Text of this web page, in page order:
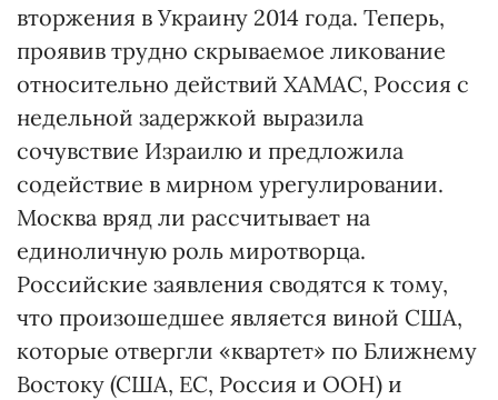
вторжения в Украину 2014 года. Теперь,
проявив трудно скрываемое ликование
относительно действий ХАМАС, Россия с
недельной задержкой выразила
сочувствие Израилю и предложила
содействие в мирном урегулировании.
Москва вряд ли рассчитывает на
единоличную роль миротворца.
Российские заявления сводятся к тому,
что произошедшее является виной США,
которые отвергли «квартет» по Ближнему
Востоку (США, ЕС, Россия и ООН) и